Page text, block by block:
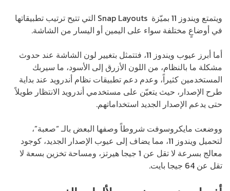
ويتمتع ويندوز 11 بميّزة Snap Layouts التي تتيح ترتيب تطبيقاتها
في أوضاعٍ مختلفة سواء على اليمين أو اليسار من الشاشة.
أما أبرز عيوب ويندوز 11، فتتمثل بتغيير لون الشاشة عند حدوث
مشكلة ما بالنظام، من اللون الأزرق إلى الأسود، ما سيربك
المستخدمين كثيراً، وعدم دعم تطبيقات نظام أندرويد عند بداية
طرح الإصدار، حيث يتعيّن على مستخدمي أندرويد الانتظار طويلاً
حتى يدعم الإصدار الجديد استخداماتهم.
ووضعت مايكروسوفت شروطاً وصفها البعض بالـ “صعبة”،
لتحميل ويندوز 11، مما يضاف إلى عيوب الإصدار الجديد، كوجود
معالج بسرعة لا تقل عن 1 جيجا هيرتز، ومساحة تخزين بسعة لا
تقل عن 64 جيجا بايت.